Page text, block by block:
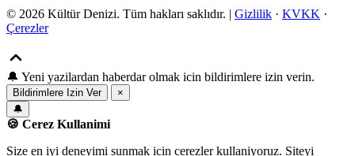
© 2026 Kültür Denizi. Tüm hakları saklıdır. | Gizlilik · KVKK ·
Çerezler
🔔 Yeni yazilardan haberdar olmak icin bildirimlere izin verin.
Bildirimlere Izin Ver
×
🔔
🍪 Cerez Kullanimi
Size en iyi deneyimi sunmak icin cerezler kullaniyoruz. Siteyi